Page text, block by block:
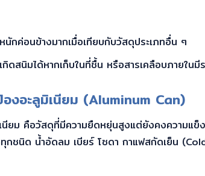
นักค่อนข้างมากเมื่อเทียบกับวัสดุประเภทอื่น ๆ
กิดสนิมได้หากเก็บในที่ชื้น หรือสารเคลือบภายใน
องอะลูมิเนียม (Aluminum Can)
ยม คือวัสดุที่มีความยืดหยุ่นสูงแต่ยังคงความแข็ง
กชนิด น้ำอัดลม เบียร์ โซดา กาแฟสกัดเย็น